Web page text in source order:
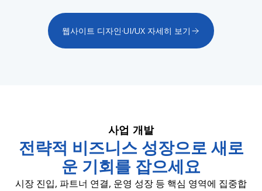
웹사이트 디자인·UI/UX 자세히 보기
사업 개발
전략적 비즈니스 성장으로 새로
운 기회를 잡으세요
시장 진입, 파트너 연결, 운영 성장 등 핵심 영역에 집중합